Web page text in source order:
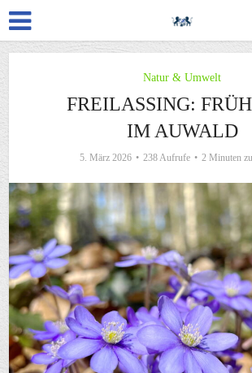
Natur & Umwelt
FREILASSING:
IM AUWALD
5. März 2026 238 Aufrufe 2 Minuten